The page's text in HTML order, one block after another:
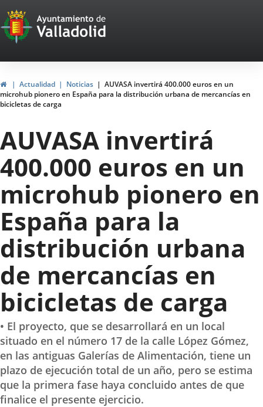
Portal
Web
del
Ayuntamiento
de
Valladolid
InicioActualidad Noticias
AUVASA invertirá 400.000 euros en un
microhub pionero en España para la distribución urbana de mercancías en
bicicletas de carga
AUVASA invertirá
400.000 euros en un
microhub pionero en
España para la
distribución urbana
de mercancías en
bicicletas de carga
• El proyecto, que se desarrollará en un local
situado en el número 17 de la calle López Gómez,
en las antiguas Galerías de Alimentación, tiene un
plazo de ejecución total de un año, pero se estima
que la primera fase haya concluido antes de que
finalice el presente ejercicio.